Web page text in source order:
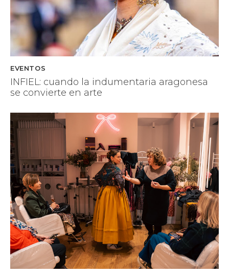
EVENTOS
INFIEL: cuando la indumentaria aragonesa
se convierte en arte